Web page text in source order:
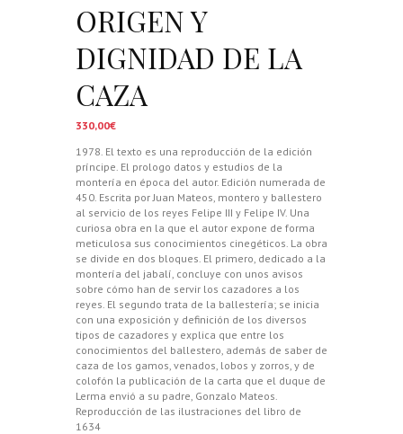
ORIGEN Y
DIGNIDAD DE LA
CAZA
330,00€
1978. El texto es una reproducción de la edición
príncipe. El prologo datos y estudios de la
montería en época del autor. Edición numerada de
450. Escrita por Juan Mateos, montero y ballestero
al servicio de los reyes Felipe III y Felipe IV. Una
curiosa obra en la que el autor expone de forma
meticulosa sus conocimientos cinegéticos. La obra
se divide en dos bloques. El primero, dedicado a la
montería del jabalí, concluye con unos avisos
sobre cómo han de servir los cazadores a los
reyes. El segundo trata de la ballestería; se inicia
con una exposición y definición de los diversos
tipos de cazadores y explica que entre los
conocimientos del ballestero, además de saber de
caza de los gamos, venados, lobos y zorros, y de
colofón la publicación de la carta que el duque de
Lerma envió a su padre, Gonzalo Mateos.
Reproducción de las ilustraciones del libro de
1634